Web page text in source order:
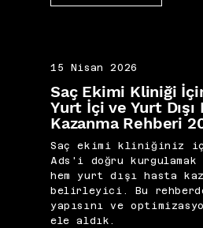
15 Nisan 2026
Saç Ekimi Kliniği
Yurt İçi ve Yurt Dışı
Kazanma Rehberi
Saç ekimi kliniğiniz
Ads'i doğru
hem yurt dışı hasta
belirleyici. Bu rehberde
yapısını ve
ele aldık.